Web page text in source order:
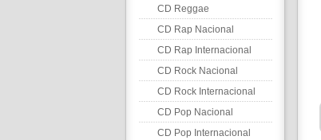
CD Reggae
CD Rap Nacional
CD Rap Internacional
CD Rock Nacional
CD Rock Internacional
CD Pop Nacional
CD Pop Internacional